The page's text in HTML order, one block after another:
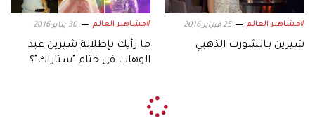
#مشاهير العالم 25 فبراير 2016
شيرين بـالشورت الذهبي
#مشاهير العالم 30 يناير 2016
ما رأيك بإطلالة شيرين عبد
الوهاب في ختام "ستاراك"؟